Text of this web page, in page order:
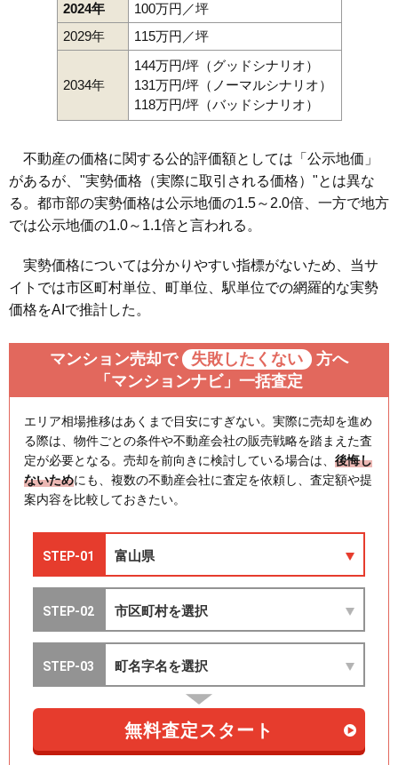
2024年
100万円／坪
2029年
115万円／坪
2034年
144万円/坪（グッドシナリオ）
131万円/坪（ノーマルシナリオ）
118万円/坪（バッドシナリオ）
不動産の価格に関する公的評価額としては「公示地価」
があるが、"実勢価格（実際に取引される価格）"とは異な
る。都市部の実勢価格は公示地価の1.5～2.0倍、一方で地方
では公示地価の1.0～1.1倍と言われる。
実勢価格については分かりやすい指標がないため、当サ
イトでは市区町村単位、町単位、駅単位での網羅的な実勢
価格をAIで推計した。
マンション売却で 失敗したくない
方へ
「マンションナビ」一括査定
エリア相場推移はあくまで目安にすぎない。実際に売却を進め
る際は、物件ごとの条件や不動産会社の販売戦略を踏まえた査
定が必要となる。売却を前向きに検討している場合は、 後悔し
ないためにも、複数の不動産会社に査定を依頼し、査定額や提
案内容を比較しておきたい。